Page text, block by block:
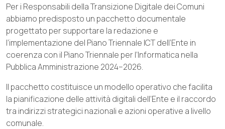
Per i Responsabili della Transizione Digitale dei Comuni
abbiamo predisposto un pacchetto documentale
progettato per supportare la redazione e
l’implementazione del Piano Triennale ICT dell’Ente in
coerenza con il Piano Triennale per l’Informatica nella
Pubblica Amministrazione 2024–2026.
Il pacchetto costituisce un modello operativo che facilita
la pianificazione delle attività digitali dell’Ente e il raccordo
tra indirizzi strategici nazionali e azioni operative a livello
comunale.